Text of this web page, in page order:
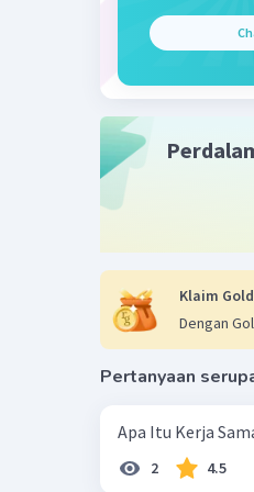
atau
3.
5.
Klaim
Dengan
Pertanyaan
Apa Itu Kerja
2 4.5